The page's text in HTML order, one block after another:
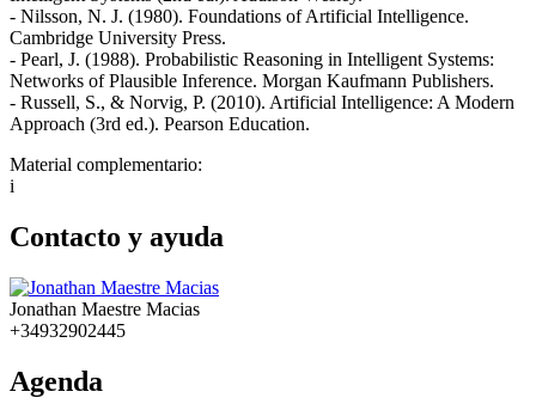
- Nilsson, N. J. (1980). Foundations of Artificial Intelligence.
Cambridge University Press.
- Pearl, J. (1988). Probabilistic Reasoning in Intelligent Systems:
Networks of Plausible Inference. Morgan Kaufmann Publishers.
- Russell, S., & Norvig, P. (2010). Artificial Intelligence: A Modern
Approach (3rd ed.). Pearson Education.
Material complementario:
i
Contacto y ayuda
Jonathan Maestre Macias
+34932902445
Agenda